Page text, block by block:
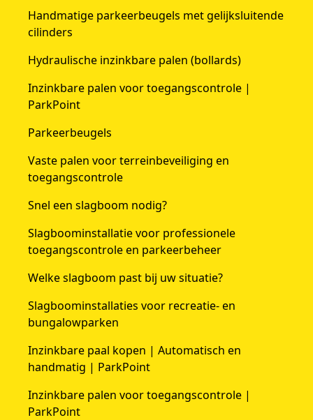
Handmatige parkeerbeugels met gelijksluitende
cilinders
Hydraulische inzinkbare palen (bollards)
Inzinkbare palen voor toegangscontrole |
ParkPoint
Parkeerbeugels
Vaste palen voor terreinbeveiliging en
toegangscontrole
Snel een slagboom nodig?
Slagboominstallatie voor professionele
toegangscontrole en parkeerbeheer
Welke slagboom past bij uw situatie?
Slagboominstallaties voor recreatie- en
bungalowparken
Inzinkbare paal kopen | Automatisch en
handmatig | ParkPoint
Inzinkbare palen voor toegangscontrole |
ParkPoint